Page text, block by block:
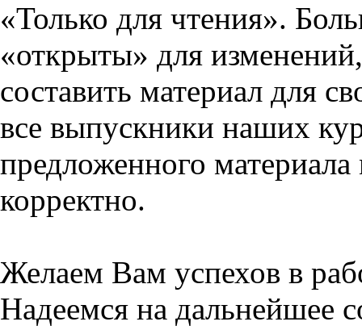
«Только для чтения».
«открыты» для
составить материал для
все выпускники наших
предложенного
корректно.
Желаем Вам успехов в
Надеемся на дальнейшее